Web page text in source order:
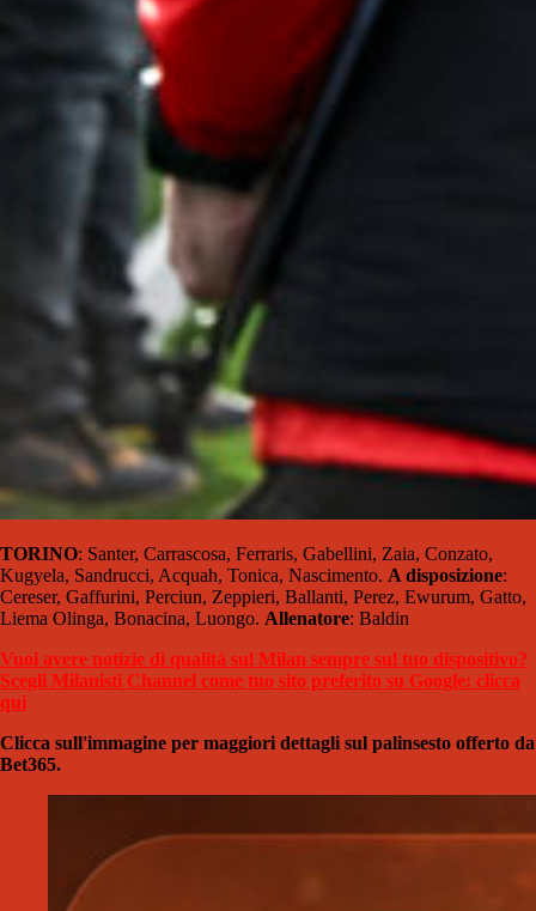
TORINO: Santer, Carrascosa, Ferraris, Gabellini, Zaia, Conzato,
Kugyela, Sandrucci, Acquah, Tonica, Nascimento. A disposizione:
Cereser, Gaffurini, Perciun, Zeppieri, Ballanti, Perez, Ewurum, Gatto,
Liema Olinga, Bonacina, Luongo. Allenatore: Baldin
Vuoi avere notizie di qualità sul Milan sempre sul tuo dispositivo?
Scegli Milanisti Channel come tuo sito preferito su Google: clicca
qui
Clicca sull'immagine per maggiori dettagli sul palinsesto offerto da
Bet365.